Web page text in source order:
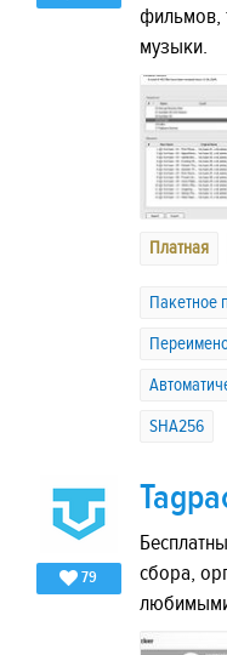
фильмов,
музыки.
Платная
Пакетное
SHA256
79
сбора,